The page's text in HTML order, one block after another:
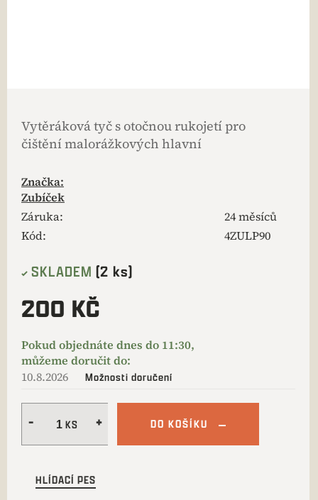
Vytěráková tyč s otočnou rukojetí pro
čištění malorážkových hlavní
Značka:
Zubíček
Záruka:
24 měsíců
Kód:
4ZULP90
SKLADEM (2 ks)
200 KČ
10.8.2026 Možnosti doručení
DO KOŠÍKU
HLÍDACÍ PES